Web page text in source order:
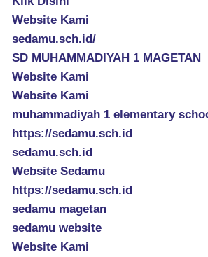
Website Kami
sedamu.sch.id/
SD MUHAMMADIYAH 1 MAGETAN
Website Kami
Website Kami
muhammadiyah 1 elementary
https://sedamu.sch.id
sedamu.sch.id
Website Sedamu
https://sedamu.sch.id
sedamu magetan
sedamu website
Website Kami